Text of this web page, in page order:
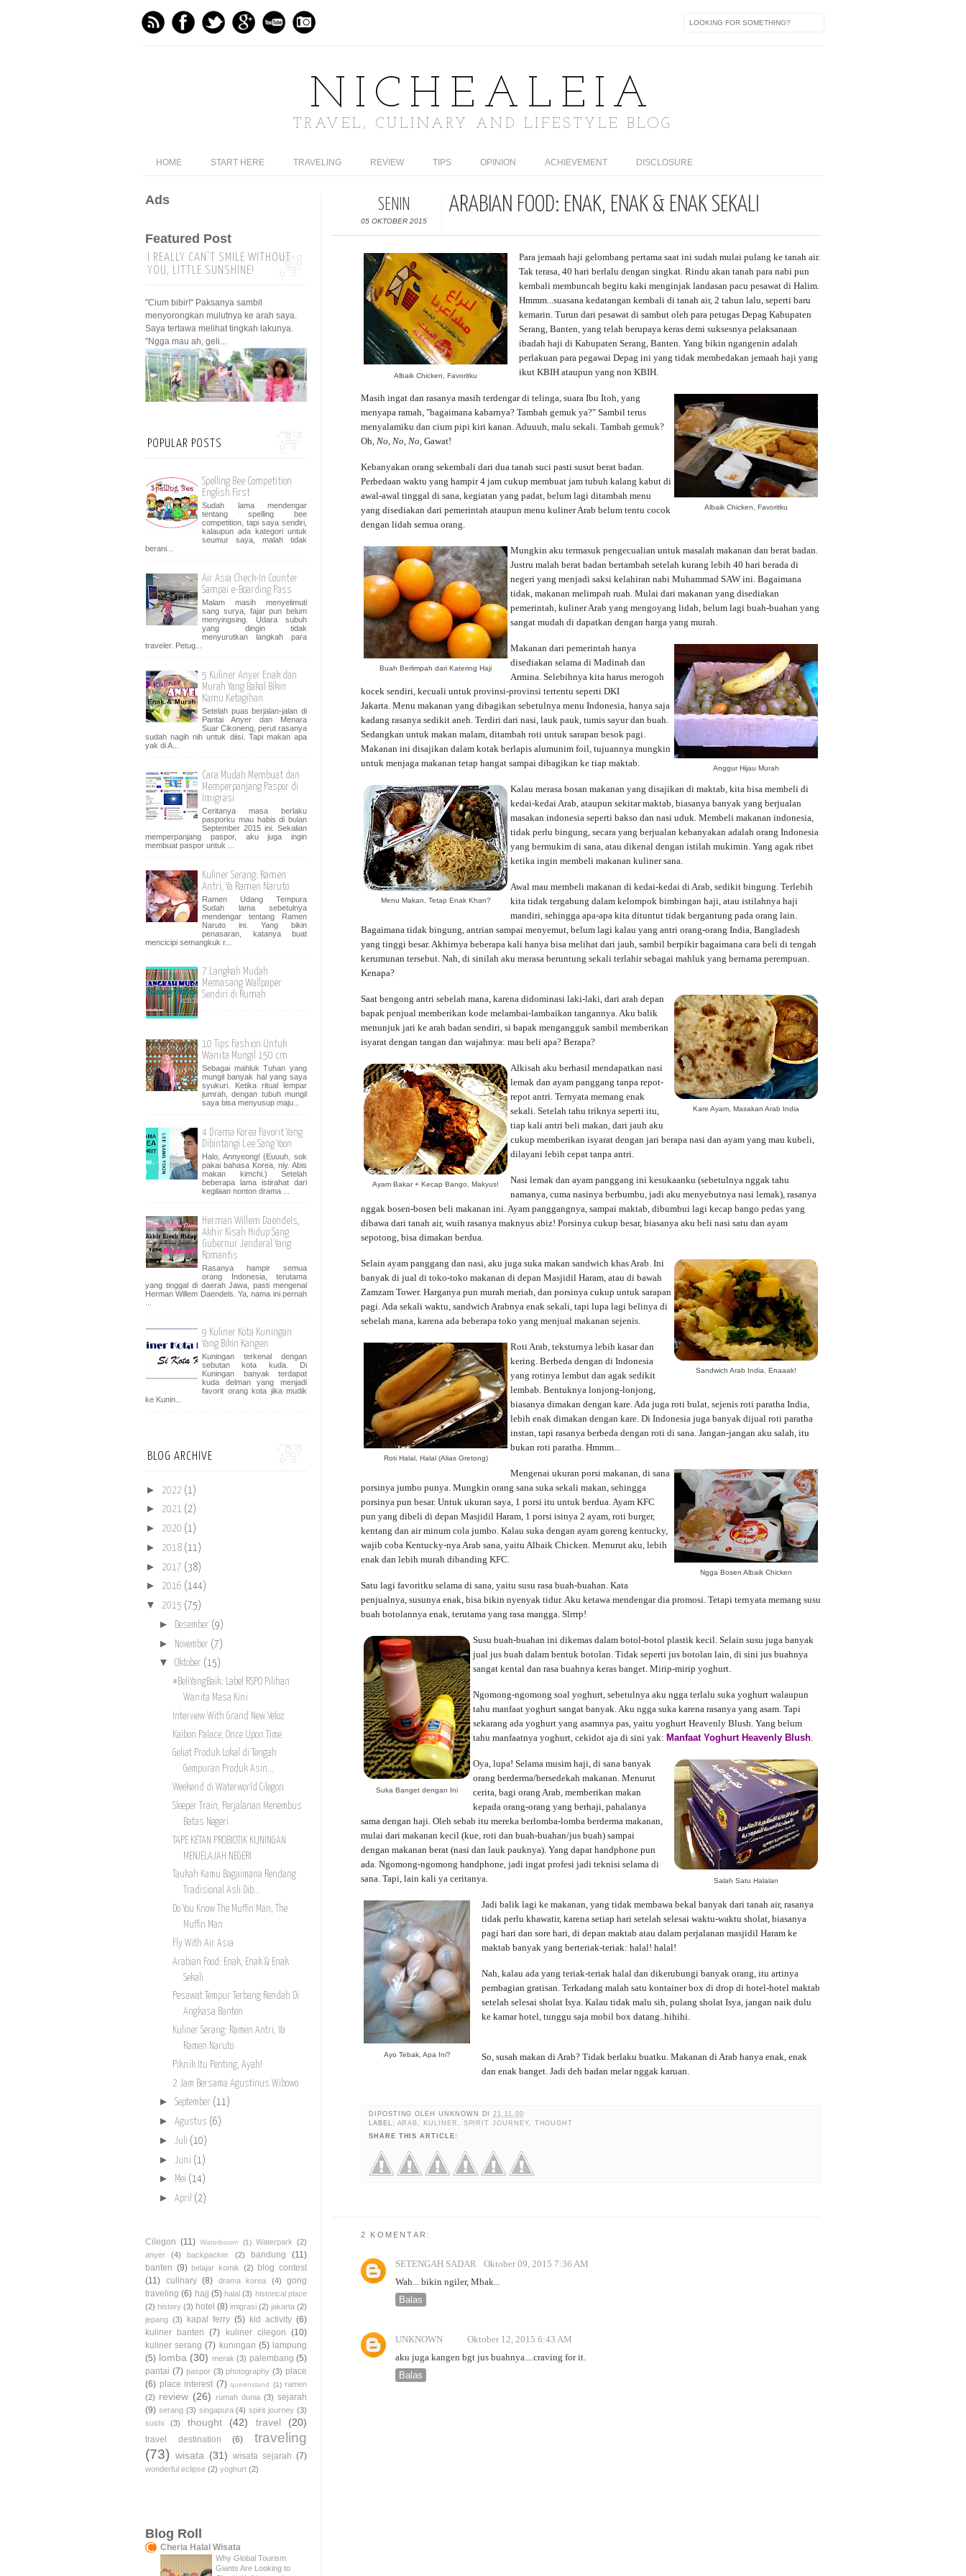
NICHEALEIA
TRAVEL, CULINARY AND LIFESTYLE BLOG
HOME START HERE TRAVELING REVIEW TIPS OPINION ACHIEVEMENT DISCLOSURE
SENIN
05 OKTOBER 2015
ARABIAN FOOD: ENAK, ENAK & ENAK SEKALI
Albaik Chicken, Favoritku
Para jemaah haji gelombang pertama saat ini sudah mulai pulang ke tanah air.
Tak terasa, 40 hari berlalu dengan singkat. Rindu akan tanah para nabi pun
kembali membuncah begitu kaki menginjak landasan pacu pesawat di Halim.
Hmmm...suasana kedatangan kembali di tanah air, 2 tahun lalu, seperti baru
kemarin. Turun dari pesawat di sambut oleh para petugas Depag Kabupaten
Serang, Banten, yang telah berupaya keras demi suksesnya pelaksanaan
ibadah haji di Kabupaten Serang, Banten. Yang bikin ngangenin adalah
perlakuan para pegawai Depag ini yang tidak membedakan jemaah haji yang
ikut KBIH ataupun yang non KBIH.
Albaik Chicken, Favoritku
Masih ingat dan rasanya masih terdengar di telinga, suara Ibu Itoh, yang
menyapa ramah, "bagaimana kabarnya? Tambah gemuk ya?" Sambil terus
menyalamiku dan cium pipi kiri kanan. Aduuuh, malu sekali. Tambah gemuk?
Oh, No, No, No, Gawat!
Kebanyakan orang sekembali dari dua tanah suci pasti susut berat badan.
Perbedaan waktu yang hampir 4 jam cukup membuat jam tubuh kalang kabut di
awal-awal tinggal di sana, kegiatan yang padat, belum lagi ditambah menu
yang disediakan dari pemerintah ataupun menu kuliner Arab belum tentu cocok
dengan lidah semua orang.
Buah Berlimpah dari Katering Haji
Mungkin aku termasuk pengecualian untuk masalah makanan dan berat badan.
Justru malah berat badan bertambah setelah kurang lebih 40 hari berada di
negeri yang menjadi saksi kelahiran nabi Muhammad SAW ini. Bagaimana
tidak, makanan melimpah ruah. Mulai dari makanan yang disediakan
pemerintah, kuliner Arab yang mengoyang lidah, belum lagi buah-buahan yang
sangat mudah di dapatkan dengan harga yang murah.
Anggur Hijau Murah
Makanan dari pemerintah hanya
disediakan selama di Madinah dan
Armina. Selebihnya kita harus merogoh
kocek sendiri, kecuali untuk provinsi-provinsi tertentu seperti DKI
Jakarta. Menu makanan yang dibagikan sebetulnya menu Indonesia, hanya saja
kadang rasanya sedikit aneh. Terdiri dari nasi, lauk pauk, tumis sayur dan buah.
Sedangkan untuk makan malam, ditambah roti untuk sarapan besok pagi.
Makanan ini disajikan dalam kotak berlapis alumunim foil, tujuannya mungkin
untuk menjaga makanan tetap hangat sampai dibagikan ke tiap maktab.
Menu Makan, Tetap Enak Khan?
Kalau merasa bosan makanan yang disajikan di maktab, kita bisa membeli di
kedai-kedai Arab, ataupun sekitar maktab, biasanya banyak yang berjualan
masakan indonesia seperti bakso dan nasi uduk. Membeli makanan indonesia,
tidak perlu bingung, secara yang berjualan kebanyakan adalah orang Indonesia
yang bermukim di sana, atau dikenal dengan istilah mukimin. Yang agak ribet
ketika ingin membeli makanan kuliner sana.
Awal mau membeli makanan di kedai-kedai di Arab, sedikit bingung. Terlebih
kita tidak tergabung dalam kelompok bimbingan haji, atau istilahnya haji
mandiri, sehingga apa-apa kita dituntut tidak bergantung pada orang lain.
Bagaimana tidak bingung, antrian sampai menyemut, belum lagi kalau yang antri orang-orang India, Bangladesh
yang tinggi besar. Akhirnya beberapa kali hanya bisa melihat dari jauh, sambil berpikir bagaimana cara beli di tengah
kerumunan tersebut. Nah, di sinilah aku merasa beruntung sekali terlahir sebagai mahluk yang bernama perempuan.
Kenapa?
Kare Ayam, Masakan Arab India
Saat bengong antri sebelah mana, karena didominasi laki-laki, dari arah depan
bapak penjual memberikan kode melambai-lambaikan tangannya. Aku balik
menunjuk jari ke arah badan sendiri, si bapak mengangguk sambil memberikan
isyarat dengan tangan dan wajahnya: mau beli apa? Berapa?
Ayam Bakar + Kecap Bango, Makyus!
Alkisah aku berhasil mendapatkan nasi
lemak dan ayam panggang tanpa repot-
repot antri. Ternyata memang enak
sekali. Setelah tahu triknya seperti itu,
tiap kali antri beli makan, dari jauh aku
cukup memberikan isyarat dengan jari berapa nasi dan ayam yang mau kubeli,
dilayani lebih cepat tanpa antri.
Nasi lemak dan ayam panggang ini kesukaanku (sebetulnya nggak tahu
namanya, cuma nasinya berbumbu, jadi aku menyebutnya nasi lemak), rasanya
nggak bosen-bosen beli makanan ini. Ayam panggangnya, sampai maktab, dibumbui lagi kecap bango pedas yang
dibawa dari tanah air, wuih rasanya maknyus abiz! Porsinya cukup besar, biasanya aku beli nasi satu dan ayam
sepotong, bisa dimakan berdua.
Sandwich Arab India, Enaaak!
Selain ayam panggang dan nasi, aku juga suka makan sandwich khas Arab. Ini
banyak di jual di toko-toko makanan di depan Masjidil Haram, atau di bawah
Zamzam Tower. Harganya pun murah meriah, dan porsinya cukup untuk sarapan
pagi. Ada sekali waktu, sandwich Arabnya enak sekali, tapi lupa lagi belinya di
sebelah mana, karena ada beberapa toko yang menjual makanan sejenis.
Roti Halal, Halal (Alias Gretong)
Roti Arab, teksturnya lebih kasar dan
kering. Berbeda dengan di Indonesia
yang rotinya lembut dan agak sedikit
lembab. Bentuknya lonjong-lonjong,
biasanya dimakan dengan kare. Ada juga roti bulat, sejenis roti paratha India,
lebih enak dimakan dengan kare. Di Indonesia juga banyak dijual roti paratha
instan, tapi rasanya berbeda dengan roti di sana. Jangan-jangan aku salah, itu
bukan roti paratha. Hmmm...
Ngga Bosen Albaik Chicken
Mengenai ukuran porsi makanan, di sana
porsinya jumbo punya. Mungkin orang sana suka sekali makan, sehingga
porsinya pun besar. Untuk ukuran saya, 1 porsi itu untuk berdua. Ayam KFC
pun yang dibeli di depan Masjidil Haram, 1 porsi isinya 2 ayam, roti burger,
kentang dan air minum cola jumbo. Kalau suka dengan ayam goreng kentucky,
wajib coba Kentucky-nya Arab sana, yaitu Albaik Chicken. Menurut aku, lebih
enak dan lebih murah dibanding KFC.
Satu lagi favoritku selama di sana, yaitu susu rasa buah-buahan. Kata
penjualnya, susunya enak, bisa bikin nyenyak tidur. Aku ketawa mendengar dia promosi. Tetapi ternyata memang susu
buah botolannya enak, terutama yang rasa mangga. Slrrrp!
Suka Banget dengan Ini
Susu buah-buahan ini dikemas dalam botol-botol plastik kecil. Selain susu juga banyak
jual jus buah dalam bentuk botolan. Tidak seperti jus botolan lain, di sini jus buahnya
sangat kental dan rasa buahnya keras banget. Mirip-mirip yoghurt.
Ngomong-ngomong soal yoghurt, sebetulnya aku ngga terlalu suka yoghurt walaupun
tahu manfaat yoghurt sangat banyak. Aku ngga suka karena rasanya yang asam. Tapi
sekarang ada yoghurt yang asamnya pas, yaitu yoghurt Heavenly Blush. Yang belum
tahu manfaatnya yoghurt, cekidot aja di sini yak: Manfaat Yoghurt Heavenly Blush.
Salah Satu Halalan
Oya, lupa! Selama musim haji, di sana banyak
orang berderma/bersedekah makanan. Menurut
cerita, bagi orang Arab, memberikan makan
kepada orang-orang yang berhaji, pahalanya
sama dengan haji. Oleh sebab itu mereka berlomba-lomba berderma makanan,
mulai dari makanan kecil (kue, roti dan buah-buahan/jus buah) sampai
dengan makanan berat (nasi dan lauk pauknya). Yang dapat handphone pun
ada. Ngomong-ngomong handphone, jadi ingat profesi jadi teknisi selama di
sana. Tapi, lain kali ya ceritanya.
Ayo Tebak, Apa Ini?
Jadi balik lagi ke makanan, yang tidak membawa bekal banyak dari tanah air, rasanya
tidak perlu khawatir, karena setiap hari setelah selesai waktu-waktu sholat, biasanya
pagi hari dan sore hari, di depan maktab atau dalam perjalanan masjidil Haram ke
maktab banyak yang berteriak-teriak: halal! halal!
Nah, kalau ada yang teriak-teriak halal dan dikerubungi banyak orang, itu artinya
pembagian gratisan. Terkadang malah satu kontainer box di drop di hotel-hotel maktab
setelah selesai sholat Isya. Kalau tidak malu sih, pulang sholat Isya, jangan naik dulu
ke kamar hotel, tunggu saja mobil box datang..hihihi.
So, susah makan di Arab? Tidak berlaku buatku. Makanan di Arab hanya enak, enak
dan enak banget. Jadi deh badan melar nggak karuan.
DIPOSTING OLEHUNKNOWN DI21.11.00
LABEL: ARAB, KULINER , SPIRIT JOURNEY, THOUGHT
SHARE THIS ARTICLE:
2 KOMENTAR:
SETENGAH SADAR
Oktober 09, 2015 7:36 AM
Wah... bikin ngiler, Mbak...
Balas
UNKNOWN
Oktober 12, 2015 6:43 AM
aku juga kangen bgt jus buahnya....craving for it.
Balas
Ads
Featured Post
I REALLY CAN'T SMILE WITHOUT
YOU, LITTLE SUNSHINE!
"Cium bibir!" Paksanya sambil
menyorongkan mulutnya ke arah saya.
Saya tertawa melihat tingkah lakunya.
"Ngga mau ah, geli...
POPULAR POSTS
Spelling Bee Competition
English First
Sudah lama mendengar
tentang spelling bee
competition, tapi saya sendiri,
kalaupun ada kategori untuk
seumur saya, malah tidak
berani...
Air Asia Check-In Counter
Sampai e-Boarding Pass
Malam masih menyelimuti
sang surya, fajar pun belum
menyingsing. Udara subuh
yang dingin tidak
menyurutkan langkah para
traveler. Petug...
5 Kuliner Anyer Enak dan
Murah Yang Bakal Bikin
Kamu Ketagihan
Setelah puas berjalan-jalan di
Pantai Anyer dan Menara
Suar Cikoneng, perut rasanya
sudah nagih nih untuk diisi. Tapi makan apa
yak di A...
Cara Mudah Membuat dan
Memperpanjang Paspor di
Imigrasi
Ceritanya masa berlaku
pasporku mau habis di bulan
September 2015 ini. Sekalian
memperpanjang paspor, aku juga ingin
membuat paspor untuk ...
Kuliner Serang: Ramen
Antri, Ya Ramen Naruto
Ramen Udang Tempura
Sudah lama sebetulnya
mendengar tentang Ramen
Naruto ini. Yang bikin
penasaran, katanya buat
mencicipi semangkuk r...
7 Langkah Mudah
Memasang Wallpaper
Sendiri di Rumah
10 Tips Fashion Untuk
Wanita Mungil 150 cm
Sebagai mahluk Tuhan yang
mungil banyak hal yang saya
syukuri. Ketika ritual lempar
jumrah, dengan tubuh mungil
saya bisa menyusup maju...
4 Drama Korea Favorit Yang
Dibintangi Lee Sang Yoon
Halo, Annyeong! (Euuuh, sok
pakai bahasa Korea, niy. Abis
makan kimchi.) Setelah
beberapa lama istirahat dari
kegilaan nonton drama ...
Herman Willem Daendels,
Akhir Kisah Hidup Sang
Gubernur Jenderal Yang
Romantis
Rasanya hampir semua
orang Indonesia, terutama
yang tinggal di daerah Jawa, pasti mengenal
Herman Willem Daendels. Ya, nama ini pernah
9 Kuliner Kota Kuningan
Yang Bikin Kangen
Kuningan terkenal dengan
sebutan kota kuda. Di
Kuningan banyak terdapat
kuda delman yang menjadi
favorit orang kota jika mudik
ke Kunin...
BLOG ARCHIVE
► 2022 (1)
► 2021 (2)
► 2020 (1)
► 2018 (11)
► 2017 (38)
► 2016 (144)
▼ 2015 (75)
► Desember (9)
► November (7)
▼ Oktober (15)
#BeliYangBaik: Label RSPO Pilihan
Wanita Masa Kini
Interview With Grand New Veloz
Kaibon Palace, Once Upon Time
Geliat Produk Lokal di Tengah
Gempuran Produk Asin...
Weekend di Waterworld Cilegon
Sleeper Train, Perjalanan Menembus
Batas Negeri
TAPE KETAN PROBIOTIK KUNINGAN
MENJELAJAH NEGERI
Taukah Kamu Bagaimana Rendang
Tradisional Asli Dib...
Do You Know The Muffin Man, The
Muffin Man
Fly With Air Asia
Arabian Food: Enak, Enak & Enak
Sekali
Pesawat Tempur Terbang Rendah Di
Angkasa Banten
Kuliner Serang: Ramen Antri, Ya
Ramen Naruto
Piknik Itu Penting, Ayah!
2 Jam Bersama Agustinus Wibowo
► September (11)
► Agustus (6)
► Juli (10)
► Juni (1)
► Mei (14)
► April (2)
Cilegon (11) Waterboom (1) Waterpark (2)
anyer
(4) backpacker (2) bandung
(11)
banten (9) belajar komik (2)
blog contest
(11) culinary (8) drama korea (4)
gong
traveling (6) hajj (5) halal (3) historical place
(2) history (3) hotel (8) imigrasi (2) jakarta (2)
jepang (3) kapal ferry (5) kid activity (6)
kuliner banten
(7) kuliner cilegon (10)
kuliner serang (7) kuningan (5) lampung
(5) lomba (30) merak (3) palembang (5)
pantai (7) paspor (3) photography (3) place
(6) place interest (7) queensland (1) ramen
(2) review (26) rumah dunia (3) sejarah
(9) serang (3) singapura (4) spirit journey (3)
sushi
(3) thought (42) travel (20)
travel destination (6)
traveling
(73) wisata (31) wisata sejarah (7)
wonderful eclipse (2) yoghurt (2)
Blog Roll
Cheria Halal Wisata
Why Global Tourism
Giants Are Looking to